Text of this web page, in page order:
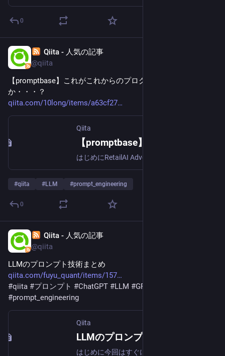
0
Qiita - 人気の記事
@qiita
【promptbase】これがこれからのプログラミングなの
か・・・？
qiita.com/10long/items/a63cf27
Qiita
#qiita #LLM #prompt_engineering
0
Qiita - 人気の記事
@qiita
LLMのプロンプト技術まとめ
qiita.com/fuyu_quant/items/157
#qiita #プロンプト #ChatGPT #LLM #GPT_4
#prompt_engineering
Qiita